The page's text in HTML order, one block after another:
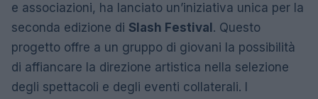
e associazioni, ha lanciato un’iniziativa unica per la
seconda edizione di Slash Festival . Questo
progetto offre a un gruppo di giovani la possibilità
di affiancare la direzione artistica nella selezione
degli spettacoli e degli eventi collaterali. I